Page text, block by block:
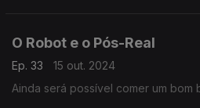
O Robot e o Pós-Real
Ep. 33
15 out. 2024
Ainda será possível comer um bom